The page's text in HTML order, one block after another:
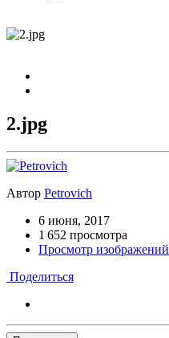
2.jpg
Автор Petrovich
6 июня, 2017
1 652 просмотра
Просмотр
Поделиться